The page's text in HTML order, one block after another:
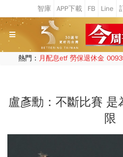
熱門： 月配息etf 勞保退休金
盧彥勳：不斷比賽 是
限